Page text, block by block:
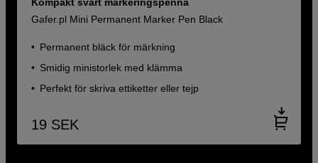
Gafer.pl Mini Permanent Marker Pen Black
Permanent bläck för märkning
Smidig ministorlek med klämma
Perfekt för skriva ettiketter eller tejp
19 SEK